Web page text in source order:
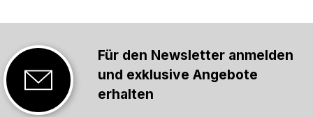
Für den Newsletter anmelden
und exklusive Angebote
erhalten